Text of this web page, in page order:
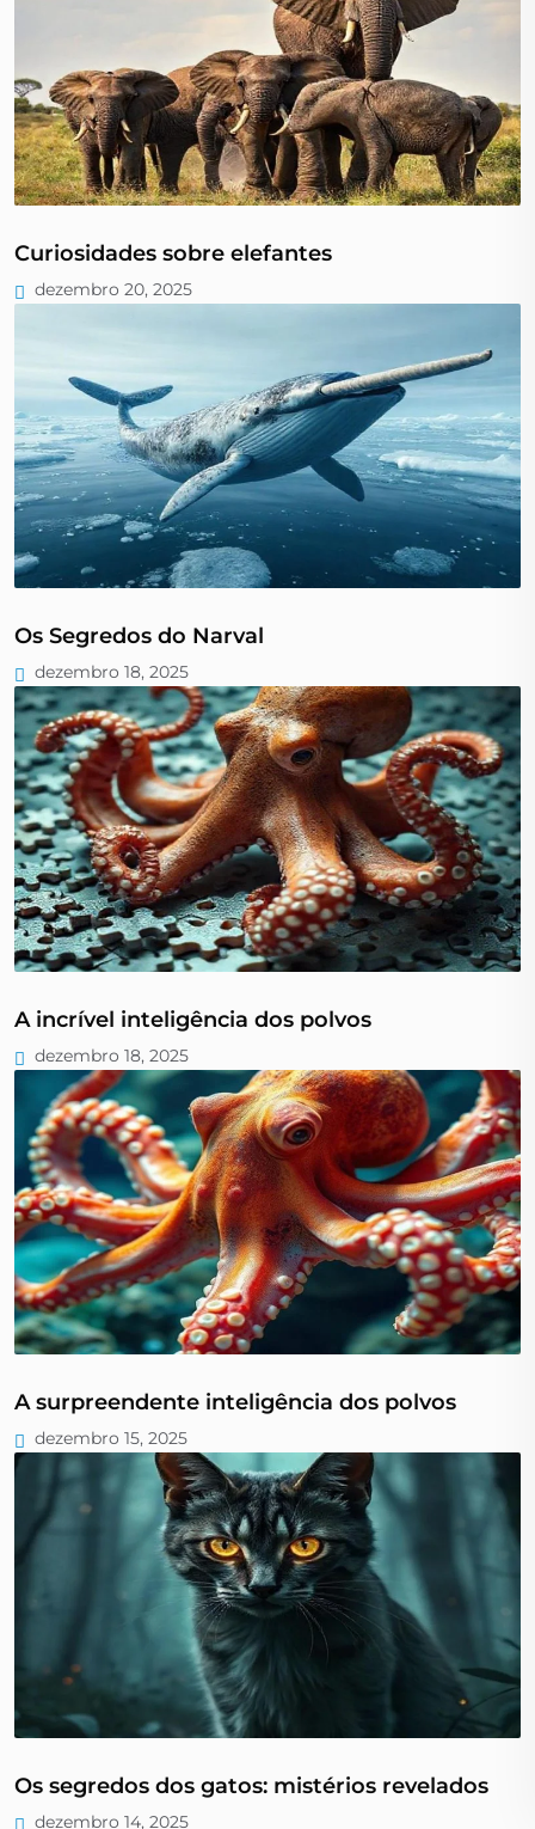
Curiosidades sobre elefantes
dezembro 20, 2025
Os Segredos do Narval
dezembro 18, 2025
A incrível inteligência dos polvos
dezembro 18, 2025
A surpreendente inteligência dos polvos
dezembro 15, 2025
Os segredos dos gatos: mistérios revelados
dezembro 14, 2025